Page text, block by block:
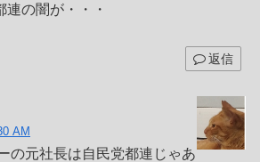
連の闇が・・・
返信
AM
の元社長は自民党都連じゃあ